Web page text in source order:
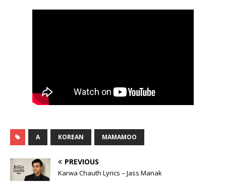
A KOREAN MAMAMOO
PREVIOUS
Karwa Chauth Lyrics – Jass Manak